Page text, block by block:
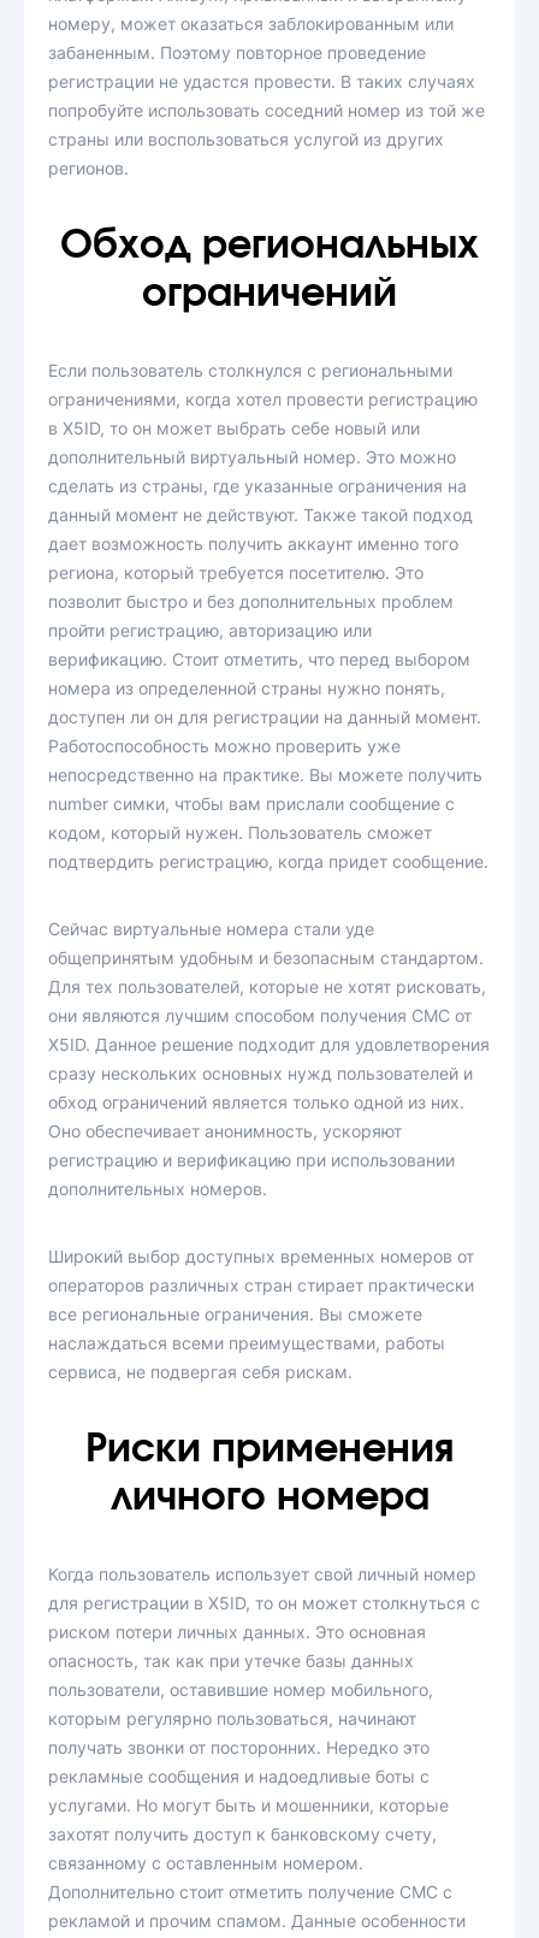
номеру, может оказаться заблокированным или
забаненным. Поэтому повторное проведение
регистрации не удастся провести. В таких случаях
попробуйте использовать соседний номер из той же
страны или воспользоваться услугой из других
регионов.
Обход региональных
ограничений
Если пользователь столкнулся с региональными
ограничениями, когда хотел провести регистрацию
в X5ID, то он может выбрать себе новый или
дополнительный виртуальный номер. Это можно
сделать из страны, где указанные ограничения на
данный момент не действуют. Также такой подход
дает возможность получить аккаунт именно того
региона, который требуется посетителю. Это
позволит быстро и без дополнительных проблем
пройти регистрацию, авторизацию или
верификацию. Стоит отметить, что перед выбором
номера из определенной страны нужно понять,
доступен ли он для регистрации на данный момент.
Работоспособность можно проверить уже
непосредственно на практике. Вы можете получить
number симки, чтобы вам прислали сообщение с
кодом, который нужен. Пользователь сможет
подтвердить регистрацию, когда придет сообщение.
Сейчас виртуальные номера стали уде
общепринятым удобным и безопасным стандартом.
Для тех пользователей, которые не хотят рисковать,
они являются лучшим способом получения СМС от
X5ID. Данное решение подходит для удовлетворения
сразу нескольких основных нужд пользователей и
обход ограничений является только одной из них.
Оно обеспечивает анонимность, ускоряют
регистрацию и верификацию при использовании
дополнительных номеров.
Широкий выбор доступных временных номеров от
операторов различных стран стирает практически
все региональные ограничения. Вы сможете
наслаждаться всеми преимуществами, работы
сервиса, не подвергая себя рискам.
Риски применения
личного номера
Когда пользователь использует свой личный номер
для регистрации в X5ID, то он может столкнуться с
риском потери личных данных. Это основная
опасность, так как при утечке базы данных
пользователи, оставившие номер мобильного,
которым регулярно пользоваться, начинают
получать звонки от посторонних. Нередко это
рекламные сообщения и надоедливые боты с
услугами. Но могут быть и мошенники, которые
захотят получить доступ к банковскому счету,
связанному с оставленным номером.
Дополнительно стоит отметить получение СМС с
рекламой и прочим спамом. Данные особенности